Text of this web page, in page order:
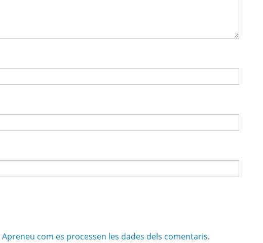
Apreneu com es processen les dades dels comentaris.